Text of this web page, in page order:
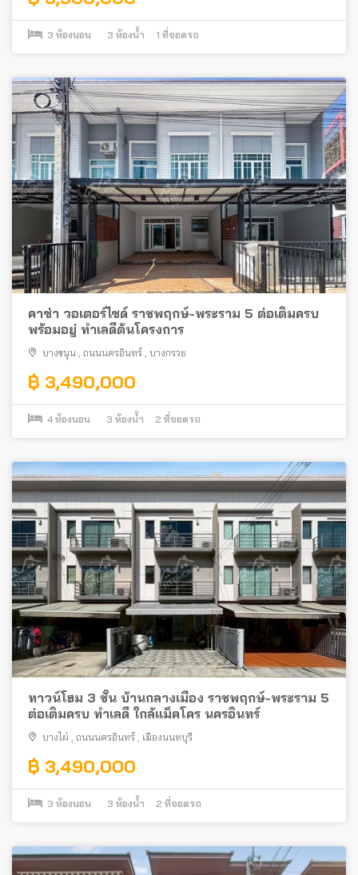
3 ห้องนอน 3 ห้องน้ำ 1 ที่จอดรถ
คาซ่า วอเตอร์ไซด์ ราชพฤกษ์-พระราม 5 ต่อเติมครบ
พร้อมอยู่ ทำเลดีต้นโครงการ
บางขนุน ถนนนครอินทร์ บางกรวย
฿ 3,490,000
4 ห้องนอน 3 ห้องน้ำ 2 ที่จอดรถ
ทาวน์โฮม 3 ชั้น บ้านกลางเมือง ราชพฤกษ์-พระราม 5
ต่อเติมครบ ทำเลดี ใกล้แม็คโคร นครอินทร์
บางไผ่ ถนนนครอินทร์ เมืองนนทบุรี
฿ 3,490,000
3 ห้องนอน 3 ห้องน้ำ 2 ที่จอดรถ